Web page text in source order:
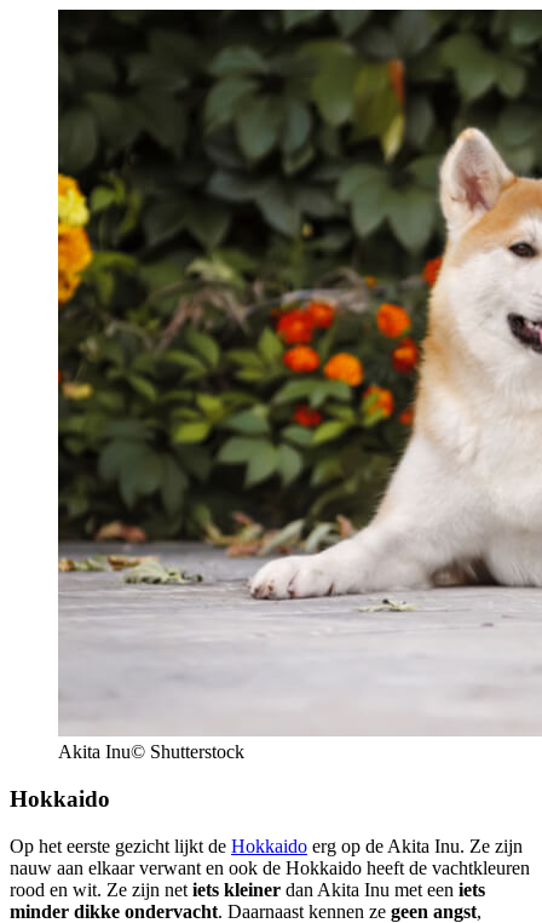
Akita Inu© Shutterstock
Hokkaido
Op het eerste gezicht lijkt de Hokkaido erg op de Akita Inu. Ze zijn
nauw aan elkaar verwant en ook de Hokkaido heeft de vachtkleuren
rood en wit. Ze zijn net iets kleiner dan Akita Inu met een iets
minder dikke ondervacht. Daarnaast kennen ze geen angst,